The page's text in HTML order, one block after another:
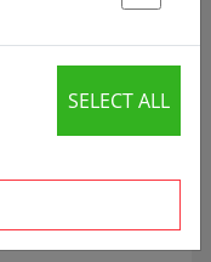
SELECT ALL